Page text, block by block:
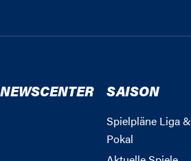
NEWSCENTER SAISON
Spielpläne Liga &
Pokal